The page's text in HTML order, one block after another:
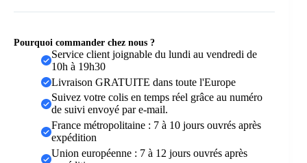
-
Pourquoi commander chez nous ?
Service client joignable du lundi au vendredi de
10h à 19h30
Livraison GRATUITE dans toute l'Europe
Suivez votre colis en temps réel grâce au numéro
de suivi envoyé par e-mail.
France métropolitaine : 7 à 10 jours ouvrés après
expédition
Union européenne : 7 à 12 jours ouvrés après